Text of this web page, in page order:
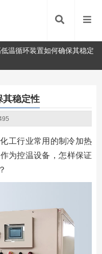
温循环装置如何确保其稳定
其稳定性
工行业常用的制冷加热
为控温设备，怎样保证